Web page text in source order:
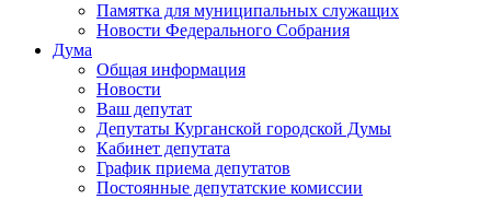
Памятка для муниципальных служащих
Новости Федерального Cобрания
Дума
Общая информация
Новости
Ваш депутат
Депутаты Курганской городской Думы
Кабинет депутата
График приема депутатов
Постоянные депутатские комиссии